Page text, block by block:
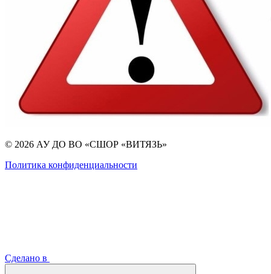
© 2026 АУ ДО ВО «СШОР «ВИТЯЗЬ»
Политика конфиденциальности
Сделано в